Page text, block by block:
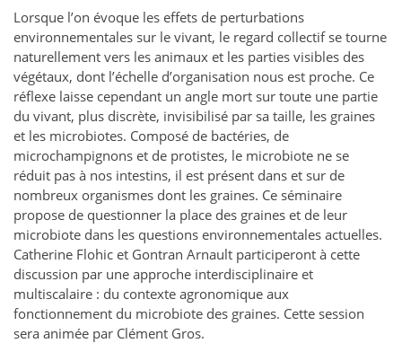
Lorsque l’on évoque les effets de perturbations
environnementales sur le vivant, le regard collectif se tourne
naturellement vers les animaux et les parties visibles des
végétaux, dont l’échelle d’organisation nous est proche. Ce
réflexe laisse cependant un angle mort sur toute une partie
du vivant, plus discrète, invisibilisé par sa taille, les graines
et les microbiotes. Composé de bactéries, de
microchampignons et de protistes, le microbiote ne se
réduit pas à nos intestins, il est présent dans et sur de
nombreux organismes dont les graines. Ce séminaire
propose de questionner la place des graines et de leur
microbiote dans les questions environnementales actuelles.
Catherine Flohic et Gontran Arnault participeront à cette
discussion par une approche interdisciplinaire et
multiscalaire : du contexte agronomique aux
fonctionnement du microbiote des graines. Cette session
sera animée par Clément Gros.